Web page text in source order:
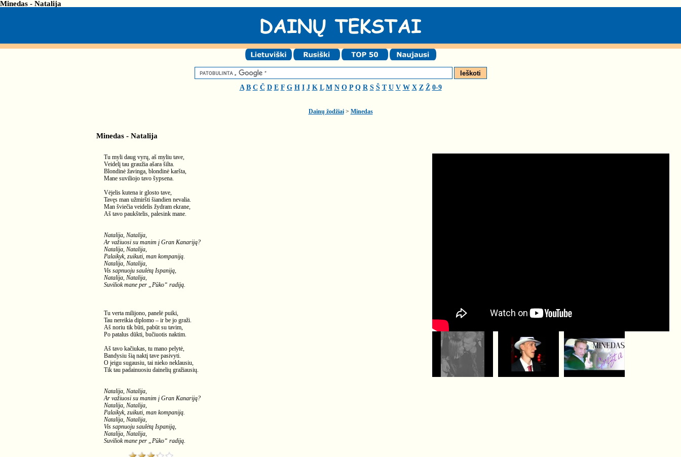
Minedas - Natalija
A B C Č D E F G H I J K L M N O P Q R S Š T U V W X Z Ž 0-9
Dainų žodžiai> Minedas
Minedas - Natalija
Tu myli daug vyrų, aš myliu tave,
Veidelį tau graužia ašara šilta.
Blondinė žavinga, blondinė karšta,
Mane suviliojo tavo šypsena.
Vėjelis kutena ir glosto tave,
Tavęs man užmiršti šiandien nevalia.
Man šviečia veidelis žydram ekrane,
Aš tavo paukštelis, palesink mane.
Natalija, Natalija,
Ar važiuosi su manim į Gran Kanariją?
Natalija, Natalija,
Palaikyk, zuikuti, man kompaniją.
Natalija, Natalija,
Vis sapnuoju saulėtą Ispaniją,
Natalija, Natalija,
Suviliok mane per „Pūko“ radiją.
Tu verta milijono, panelė puiki,
Tau nereikia diplomo – ir be jo graži.
Aš noriu tik būti, pabūt su tavim,
Po patalus dūkti, bučiuotis naktim.
Aš tavo kačiukas, tu mano pelytė,
Bandysiu šią naktį tave pasivyti.
O jeigu sugausiu, tai nieko neklausiu,
Tik tau padainuosiu dainelių gražiausių.
Natalija, Natalija,
Ar važiuosi su manim į Gran Kanariją?
Natalija, Natalija,
Palaikyk, zuikuti, man kompaniją.
Natalija, Natalija,
Vis sapnuoju saulėtą Ispaniją,
Natalija, Natalija,
Suviliok mane per „Pūko“ radiją.